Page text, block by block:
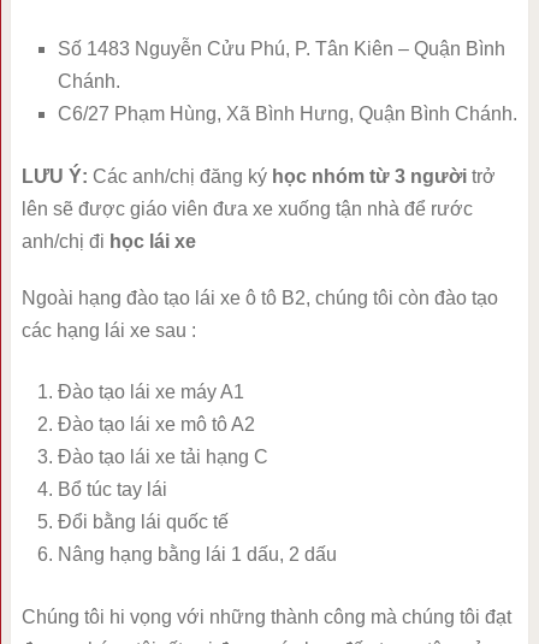
Số 1483 Nguyễn Cửu Phú, P. Tân Kiên – Quận Bình
Chánh.
C6/27 Phạm Hùng, Xã Bình Hưng, Quận Bình Chánh.
LƯU Ý: Các anh/chị đăng ký học nhóm từ 3 ngườitrở
lên sẽ được giáo viên đưa xe xuống tận nhà để rước
anh/chị đi học lái xe
Ngoài hạng đào tạo lái xe ô tô B2, chúng tôi còn đào tạo
các hạng lái xe sau :
Đào tạo lái xe máy A1
Đào tạo lái xe mô tô A2
Đào tạo lái xe tải hạng C
Bổ túc tay lái
Đổi bằng lái quốc tế
Nâng hạng bằng lái 1 dấu, 2 dấu
Chúng tôi hi vọng với những thành công mà chúng tôi đạt